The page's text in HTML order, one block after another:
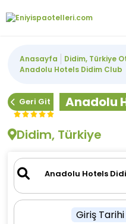
Anasayfa
Didim, Türkiye
Anadolu Hotels Didim Club
Geri Git
Anadolu
Didim, Türkiye
Giriş Tarihi